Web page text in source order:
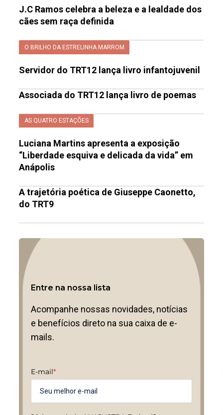
J.C Ramos celebra a beleza e a lealdade dos
cães sem raça definida
O BRILHO DA ESTRELINHA MARROM
Servidor do TRT12 lança livro infantojuvenil
Associada do TRT12 lança livro de poemas
AS QUATRO ESTAÇÕES
Luciana Martins apresenta a exposição
“Liberdade esquiva e delicada da vida” em
Anápolis
A trajetória poética de Giuseppe Caonetto,
do TRT9
Entre na nossa lista
Acompanhe nossas novidades, notícias
e benefícios direto na sua caixa de e-
mails.
E-mail*